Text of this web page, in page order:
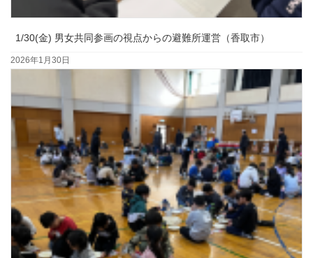
1/30(金) 男女共同参画の視点からの避難所運営（香取市）
2026年1月30日